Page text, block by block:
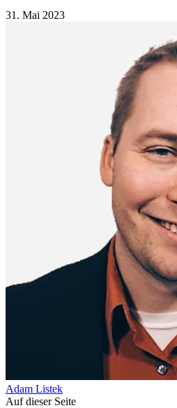
31. Mai 2023
Adam Listek
Auf dieser Seite